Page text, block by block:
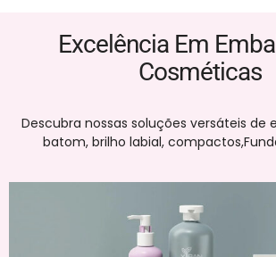
Excelência Em
Cosméticas
Descubra nossas soluções versáteis de
batom, brilho labial, compactos,